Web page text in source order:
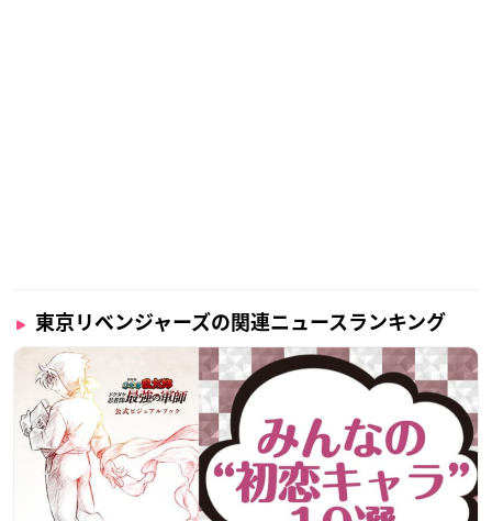
東京リベンジャーズの関連ニュースランキング